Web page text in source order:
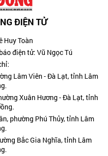
ĐIỆN TỬ
Huy Toàn
điện tử: Vũ Ngọc Tú
Lâm Viên - Đà Lạt, tỉnh Lâm
Xuân Hương - Đà Lạt, tỉnh
phường Phú Thủy, tỉnh Lâm
Bắc Gia Nghĩa, tỉnh Lâm